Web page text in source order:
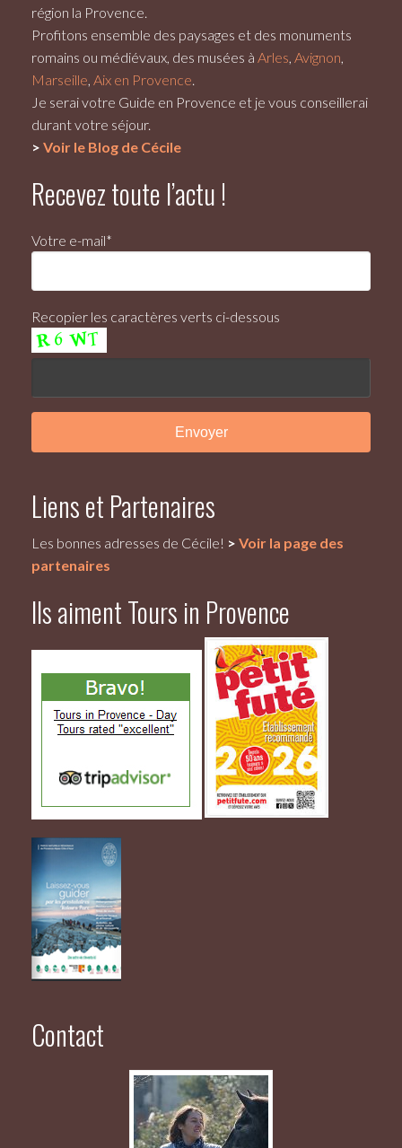
région la Provence.
Profitons ensemble des paysages et des monuments
romains ou médiévaux, des musées à Arles, Avignon,
Marseille, Aix en Provence.
Je serai votre Guide en Provence et je vous conseillerai
durant votre séjour.
> Voir le Blog de Cécile
Recevez toute l’actu !
Votre e-mail*
Recopier les caractères verts ci-dessous
Liens et Partenaires
Les bonnes adresses de Cécile! > Voir la page des
partenaires
Ils aiment Tours in Provence
Contact